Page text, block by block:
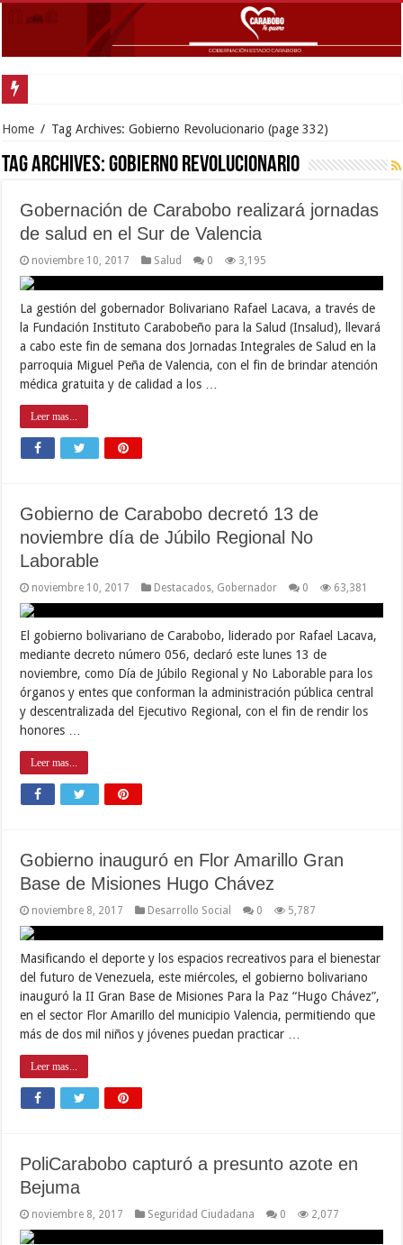
Home / Tag Archives: Gobierno Revolucionario (page 332)
Tag Archives:Gobierno Revolucionario
Gobernación de Carabobo realizará jornadas
de salud en el Sur de Valencia
noviembre 10, 2017 Salud 0 3,195
La gestión del gobernador Bolivariano Rafael Lacava, a través de
la Fundación Instituto Carabobeño para la Salud (Insalud), llevará
a cabo este fin de semana dos Jornadas Integrales de Salud en la
parroquia Miguel Peña de Valencia, con el fin de brindar atención
médica gratuita y de calidad a los …
Leer mas...
Gobierno de Carabobo decretó 13 de
noviembre día de Júbilo Regional No
Laborable
noviembre 10, 2017 Destacados Gobernador 0 63,381
El gobierno bolivariano de Carabobo, liderado por Rafael Lacava,
mediante decreto número 056, declaró este lunes 13 de
noviembre, como Día de Júbilo Regional y No Laborable para los
órganos y entes que conforman la administración pública central
y descentralizada del Ejecutivo Regional, con el fin de rendir los
honores …
Leer mas...
Gobierno inauguró en Flor Amarillo Gran
Base de Misiones Hugo Chávez
noviembre 8, 2017 Desarrollo Social 0 5,787
Masificando el deporte y los espacios recreativos para el bienestar
del futuro de Venezuela, este miércoles, el gobierno bolivariano
inauguró la II Gran Base de Misiones Para la Paz “Hugo Chávez”,
en el sector Flor Amarillo del municipio Valencia, permitiendo que
más de dos mil niños y jóvenes puedan practicar …
Leer mas...
PoliCarabobo capturó a presunto azote en
Bejuma
noviembre 8, 2017 Seguridad Ciudadana 0 2,077